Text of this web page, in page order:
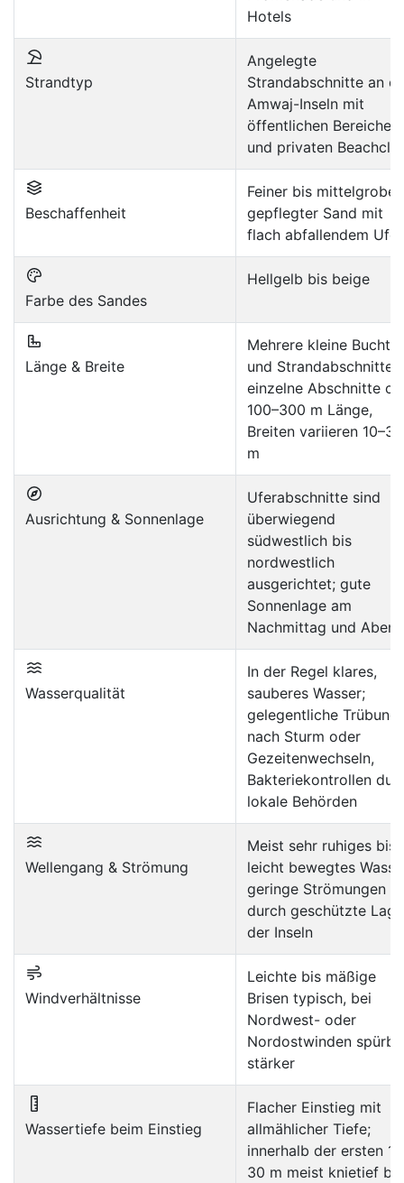
Hotels
Strandtyp
Angelegte
Strandabschnitte an
Amwaj-Inseln mit
öffentlichen Bereichen
und privaten
Beschaffenheit
Feiner bis mittelgrober,
gepflegter Sand mit
flach abfallendem Ufer
Farbe des Sandes
Hellgelb bis beige
Länge & Breite
Mehrere kleine
und Strandabschnitte,
einzelne Abschnitte ca.
100–300 m Länge,
Breiten variieren 10–30
m
Ausrichtung & Sonnenlage
Uferabschnitte sind
überwiegend
südwestlich bis
nordwestlich
ausgerichtet; gute
Sonnenlage am
Nachmittag und Abend
Wasserqualität
In der Regel klares,
sauberes Wasser;
gelegentliche Trübung
nach Sturm oder
Gezeitenwechseln,
Bakteriekontrollen
lokale Behörden
Wellengang & Strömung
Meist sehr ruhiges bis
leicht bewegtes
geringe Strömungen
durch geschützte Lage
der Inseln
Windverhältnisse
Leichte bis mäßige
Brisen typisch, bei
Nordwest- oder
Nordostwinden
stärker
Wassertiefe beim Einstieg
Flacher Einstieg mit
allmählicher Tiefe;
innerhalb der ersten
30 m meist knietief bis